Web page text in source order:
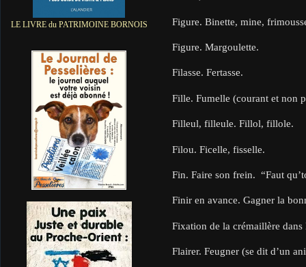
LE LIVRE du PATRIMOINE BORNOIS Figure. Binette, mine,
Figure. Margoulette.
Filasse. Fertasse.
Fille. Fumelle (courant et non
Filleul, filleule. Fillol, fillole.
Filou. Ficelle, fisselle.
Fin. Faire son frein. “Faut
Finir en avance. Gagner la
Fixation de la crémaillère
Flairer. Feugner (se dit d’un